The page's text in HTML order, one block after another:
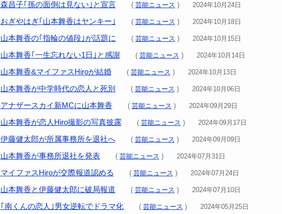
森昌子｢孫の面倒は見ない｣と宣言 ( 芸能ニュース ) 2024年10月24日
おぎやはぎ｢山本舞香はヤンキー｣ ( 芸能ニュース ) 2024年10月18日
山本舞香の｢指輪の値段｣が話題に ( 芸能ニュース ) 2024年10月15日
山本舞香｢一生忘れない1日｣と感謝 ( 芸能ニュース ) 2024年10月14日
山本舞香&マイファスHiroが結婚 ( 芸能ニュース ) 2024年10月13日
山本舞香が中学時代の恋人と死別 ( 芸能ニュース ) 2024年10月06日
アナザースカイ新MCに山本舞香 ( 芸能ニュース ) 2024年09月29日
山本舞香が恋人Hiro撮影の写真披露 ( 芸能ニュース ) 2024年09月17日
伊藤健太郎が所属事務所を退社へ ( 芸能ニュース ) 2024年09月09日
山本舞香が事務所退社を発表 ( 芸能ニュース ) 2024年07月31日
マイファスHiroが交際報道認める ( 芸能ニュース ) 2024年07月24日
山本舞香と伊藤健太郎に破局報道 ( 芸能ニュース ) 2024年07月10日
｢南くんの恋人｣男女逆転でドラマ化 ( 芸能ニュース ) 2024年05月25日